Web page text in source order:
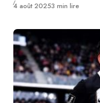
Publié
4 août 20253 min lire